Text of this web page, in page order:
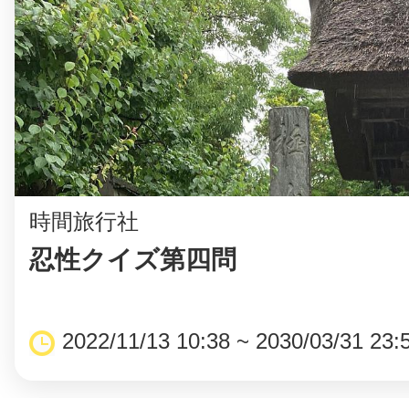
時間旅行社
忍性クイズ第四問
2022/11/13 10:38 ~ 2030/03/31